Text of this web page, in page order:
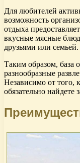
Для любителей
возможность
отдыха
вкусные мясные
друзьями или семьей.
Таким образом, база
разнообразные
Независимо от того,
обязательно найдете